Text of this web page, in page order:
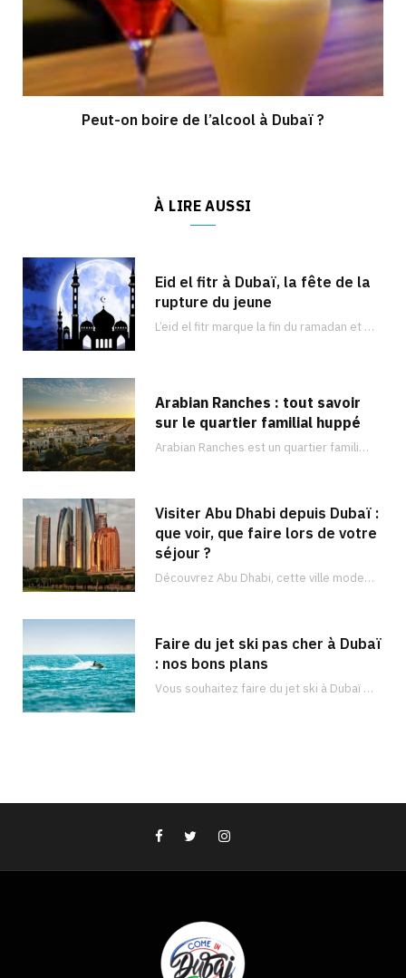
Peut-on boire de l’alcool à Dubaï ?
À LIRE AUSSI
Eid el fitr à Dubaï, la fête de la
rupture du jeune
L’eid el fitr marque la fin du ramadan et est célébré dans de nombreux pays du monde entier comme à Dubaï. Découvrez les activités que vous pouvez faire !
Arabian Ranches : tout savoir
sur le quartier familial huppé
Arabian Ranches est un quartier familial sécurisé situé dans la banlieue de Dubaï et qui…
Visiter Abu Dhabi depuis Dubaï :
que voir, que faire lors de votre
séjour ?
Découvrez Abu Dhabi, cette ville moderne et luxueuse remplie de vastes trésors. Il y en a pour tous les goûts !
Faire du jet ski pas cher à Dubaï
: nos bons plans
Vous souhaitez faire du jet ski à Dubaï ? Découvrez les meilleurs endroits pour faire du jet ski à Dubaï et à quel prix